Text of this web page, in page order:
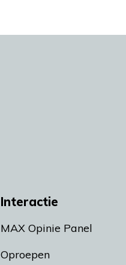
Interactie
MAX Opinie Panel
Oproepen